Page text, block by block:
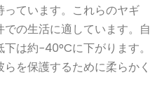
ています。これらのヤギ
の生活に適しています。自
は約-40°Cに下がります。
を保護するために柔らかく